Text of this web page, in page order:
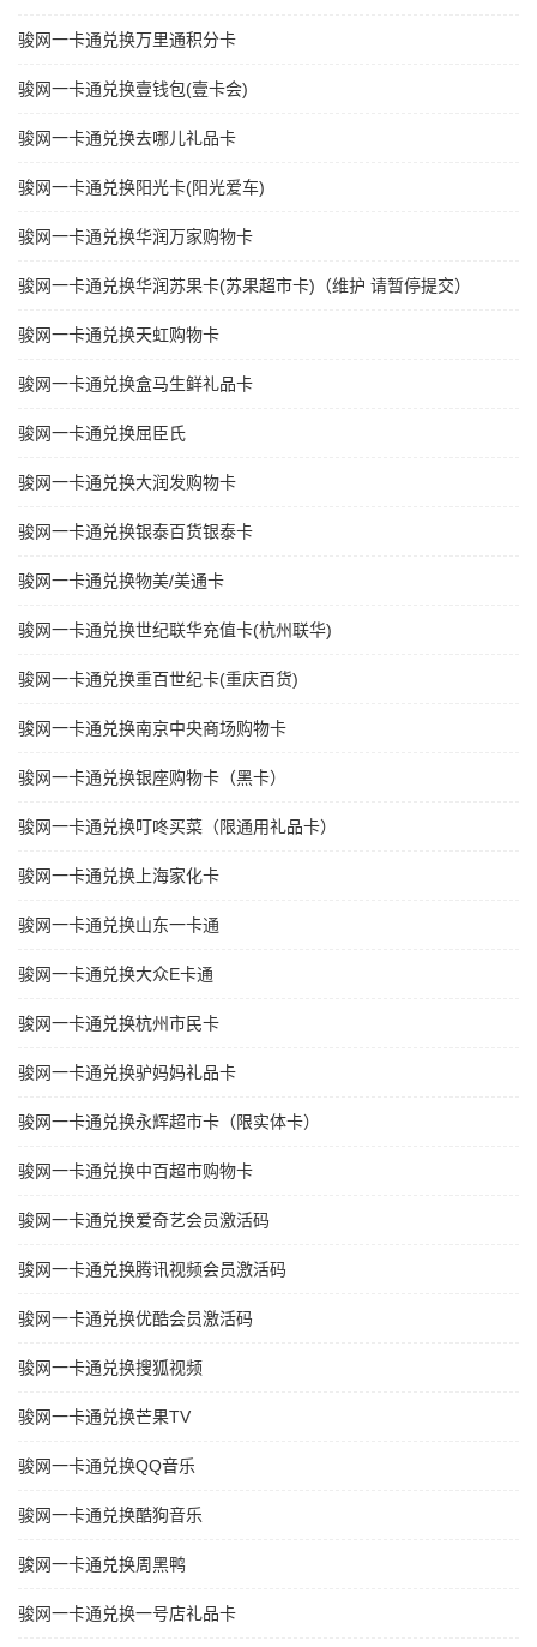
骏网一卡通兑换万里通积分卡
骏网一卡通兑换壹钱包(壹卡会)
骏网一卡通兑换去哪儿礼品卡
骏网一卡通兑换阳光卡(阳光爱车)
骏网一卡通兑换华润万家购物卡
骏网一卡通兑换华润苏果卡(苏果超市卡)（维护 请暂停提交）
骏网一卡通兑换天虹购物卡
骏网一卡通兑换盒马生鲜礼品卡
骏网一卡通兑换屈臣氏
骏网一卡通兑换大润发购物卡
骏网一卡通兑换银泰百货银泰卡
骏网一卡通兑换物美/美通卡
骏网一卡通兑换世纪联华充值卡(杭州联华)
骏网一卡通兑换重百世纪卡(重庆百货)
骏网一卡通兑换南京中央商场购物卡
骏网一卡通兑换银座购物卡（黑卡）
骏网一卡通兑换叮咚买菜（限通用礼品卡）
骏网一卡通兑换上海家化卡
骏网一卡通兑换山东一卡通
骏网一卡通兑换大众E卡通
骏网一卡通兑换杭州市民卡
骏网一卡通兑换驴妈妈礼品卡
骏网一卡通兑换永辉超市卡（限实体卡）
骏网一卡通兑换中百超市购物卡
骏网一卡通兑换爱奇艺会员激活码
骏网一卡通兑换腾讯视频会员激活码
骏网一卡通兑换优酷会员激活码
骏网一卡通兑换搜狐视频
骏网一卡通兑换芒果TV
骏网一卡通兑换QQ音乐
骏网一卡通兑换酷狗音乐
骏网一卡通兑换周黑鸭
骏网一卡通兑换一号店礼品卡